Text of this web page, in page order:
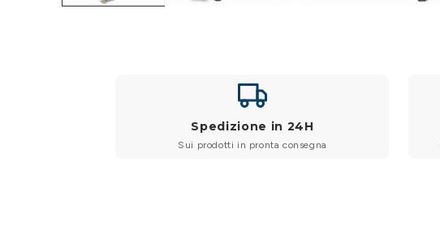
Spedizione in 24H
Sui prodotti in pronta consegna